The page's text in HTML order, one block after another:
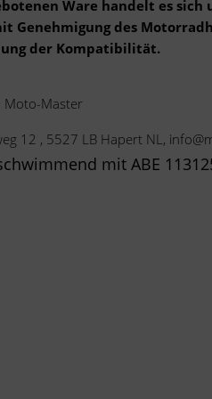
Ware handelt es
Genehmigung des
der Kompatibilität.
Moto-Master
12 , 5527 LB Hapert NL,
mit ABE